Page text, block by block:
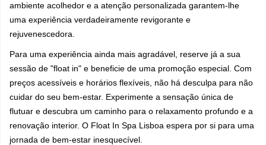
ambiente acolhedor e a atenção personalizada garantem-lhe
uma experiência verdadeiramente revigorante e
rejuvenescedora.
Para uma experiência ainda mais agradável, reserve já a sua
sessão de "float in" e beneficie de uma promoção especial. Com
preços acessíveis e horários flexíveis, não há desculpa para não
cuidar do seu bem-estar. Experimente a sensação única de
flutuar e descubra um caminho para o relaxamento profundo e a
renovação interior. O Float In Spa Lisboa espera por si para uma
jornada de bem-estar inesquecível.